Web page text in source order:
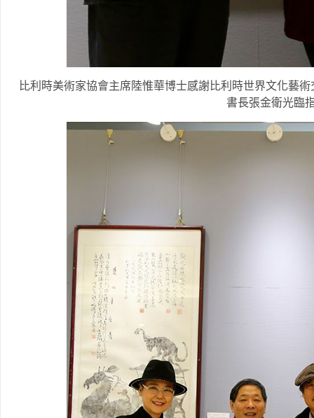
比利時美術家協會主席陸惟華博士感謝比利時世界文化藝
書長張金衛光臨